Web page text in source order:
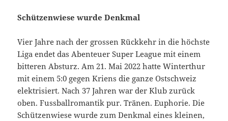
Schützenwiese wurde Denkmal
Vier Jahre nach der grossen Rückkehr in die höchste
Liga endet das Abenteuer Super League mit einem
bitteren Absturz. Am 21. Mai 2022 hatte Winterthur
mit einem 5:0 gegen Kriens die ganze Ostschweiz
elektrisiert. Nach 37 Jahren war der Klub zurück
oben. Fussballromantik pur. Tränen. Euphorie. Die
Schützenwiese wurde zum Denkmal eines kleinen,